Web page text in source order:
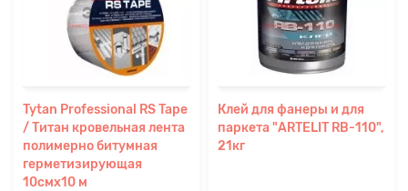
Tytan Professional RS Tape
/ Титан кровельная лента
полимерно битумная
герметизирующая
10смх10 м
Клей для фанеры и для
паркета "ARTELIT RB-110",
21кг